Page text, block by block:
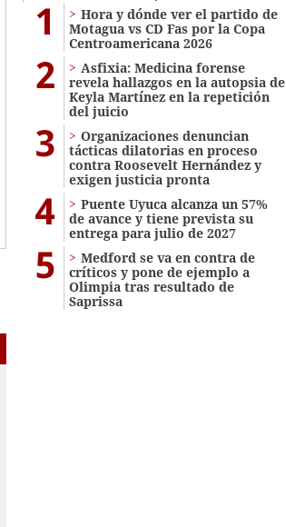
1
Hora y dónde ver el partido de
Motagua vs CD Fas por la Copa
Centroamericana 2026
2
Asfixia: Medicina forense
revela hallazgos en la autopsia de
Keyla Martínez en la repetición
del juicio
3
Organizaciones denuncian
tácticas dilatorias en proceso
contra Roosevelt Hernández y
exigen justicia pronta
4
Puente Uyuca alcanza un 57%
de avance y tiene prevista su
entrega para julio de 2027
5
Medford se va en contra de
críticos y pone de ejemplo a
Olimpia tras resultado de
Saprissa